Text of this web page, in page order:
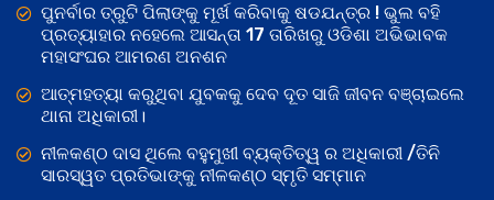
ପୁନର୍ବାର ତ୍ରୁଟି ପିଲାଙ୍କୁ ମୂର୍ଖ କରିବାକୁ ଷଡଯନ୍ତ୍ର ! ଭୁଲ ବହି
ପ୍ରତ୍ୟାହାର ନହେଲେ ଆସନ୍ତା 17 ତାରିଖରୁ ଓଡିଶା ଅଭିଭାବକ
ମହାସଂଘର ଆମରଣ ଅନଶନ
ଆତ୍ମହତ୍ୟା କରୁଥିବା ଯୁବକକୁ ଦେବ ଦୂତ ସାଜି ଜୀବନ ବଞ୍ଚାଇଲେ
ଥାନା ଅଧିକାରୀ।
ନୀଳକଣ୍ଠ ଦାସ ଥିଲେ ବହୁମୁଖୀ ବ୍ୟକ୍ତିତ୍ୱ ର ଅଧିକାରୀ /ତିନି
ସାରସ୍ୱତ ପ୍ରତିଭାଙ୍କୁ ନୀଳକଣ୍ଠ ସ୍ମୃତି ସମ୍ମାନ